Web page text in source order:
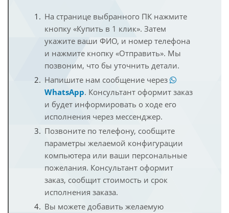
На странице выбранного ПК нажмите
кнопку «Купить в 1 клик». Затем
укажите ваши ФИО, и номер телефона
и нажмите кнопку «Отправить». Мы
позвоним, что бы уточнить детали.
Напишите нам сообщение через
WhatsApp. Консультант оформит заказ
и будет информировать о ходе его
исполнения через мессенджер.
Позвоните по телефону, сообщите
параметры желаемой конфигурации
компьютера или ваши персональные
пожелания. Консультант оформит
заказ, сообщит стоимость и срок
исполнения заказа.
Вы можете добавить желаемую